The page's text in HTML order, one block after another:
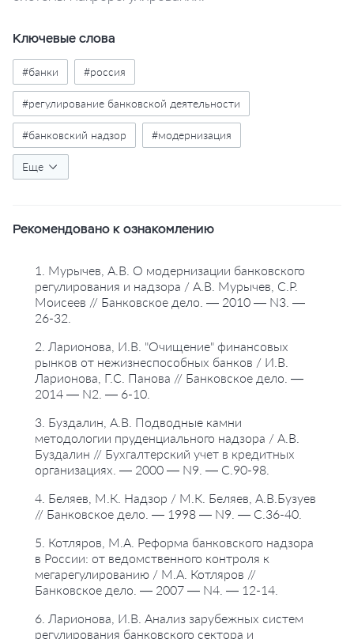
Ключевые слова
#банки #россия
#регулирование банковской деятельности
#банковский надзор #модернизация
#мегарегулятор
Еще
Рекомендовано к ознакомлению
1. Мурычев, А.В. О модернизации банковского
регулирования и надзора / А.В. Мурычев, С.Р.
Моисеев // Банковское дело. — 2010 — N3. —
26-32.
2. Ларионова, И.В. "Очищение" финансовых
рынков от нежизнеспособных банков / И.В.
Ларионова, Г.С. Панова // Банковское дело. —
2014 — N2. — 6-10.
3. Буздалин, А.В. Подводные камни
методологии пруденциального надзора / А.В.
Буздалин // Бухгалтерский учет в кредитных
организациях. — 2000 — N9. — С.90-98.
4. Беляев, М.К. Надзор / М.К. Беляев, А.В.Бузуев
// Банковское дело. — 1998 — N9. — С.36-40.
5. Котляров, М.А. Реформа банковского надзора
в России: от ведомственного контроля к
мегарегулированию / М.А. Котляров //
Банковское дело. — 2007 — N4. — 12-14.
6. Ларионова, И.В. Анализ зарубежных систем
регулирования банковского сектора и